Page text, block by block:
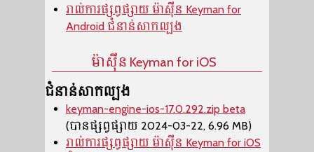
រាល់ការផ្សព្វផ្សាយ ម៉ាស៊ីន​ Keyman for
Android ជំនាន់សាកល្បង
ម៉ាស៊ីន​ Keyman for iOS
ជំនាន់សាកល្បង
keyman-engine-ios-17.0.292.zip beta
(បានផ្សព្វផ្សាយ 2024-03-22, 6.96 MB)
រាល់ការផ្សព្វផ្សាយ ម៉ាស៊ីន​ Keyman for iOS